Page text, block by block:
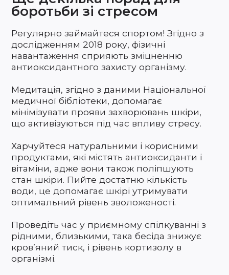
боротьби зі стресом
Регулярно займайтеся спортом! Згідно з
дослідженням 2018 року, фізичні
навантаження сприяють зміцненню
антиоксидантного захисту організму.
Медитація, згідно з даними Національної
медичної бібліотеки, допомагає
мінімізувати прояви захворювань шкіри,
що активізуються під час впливу стресу.
Харчуйтеся натуральними і корисними
продуктами, які містять антиоксиданти і
вітаміни, адже вони також поліпшують
стан шкіри. Пийте достатню кількість
води, це допомагає шкірі утримувати
оптимальний рівень зволоженості.
Проведіть час у приємному спілкуванні з
рідними, близькими, така бесіда знижує
кров’яний тиск, і рівень кортизолу в
організмі.